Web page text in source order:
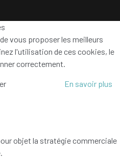
vous proposer les meilleurs
l'utilisation de ces cookies, le
correctement.
En savoir plus
objet la stratégie commerciale